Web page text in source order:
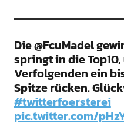
Die @FcuMadel
springt in die
Verfolgenden ein
Spitze rücken.
#twitterfoersterei
pic.twitter.com/